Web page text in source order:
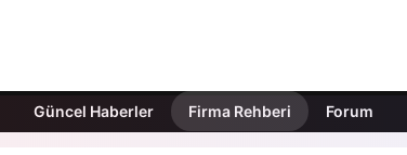
Güncel Haberler Firma Rehberi Forum